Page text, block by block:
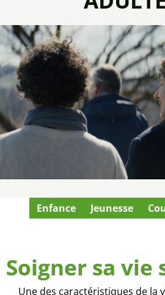
Enfance Jeunesse
Soigner sa
Une des caractéristiques de la